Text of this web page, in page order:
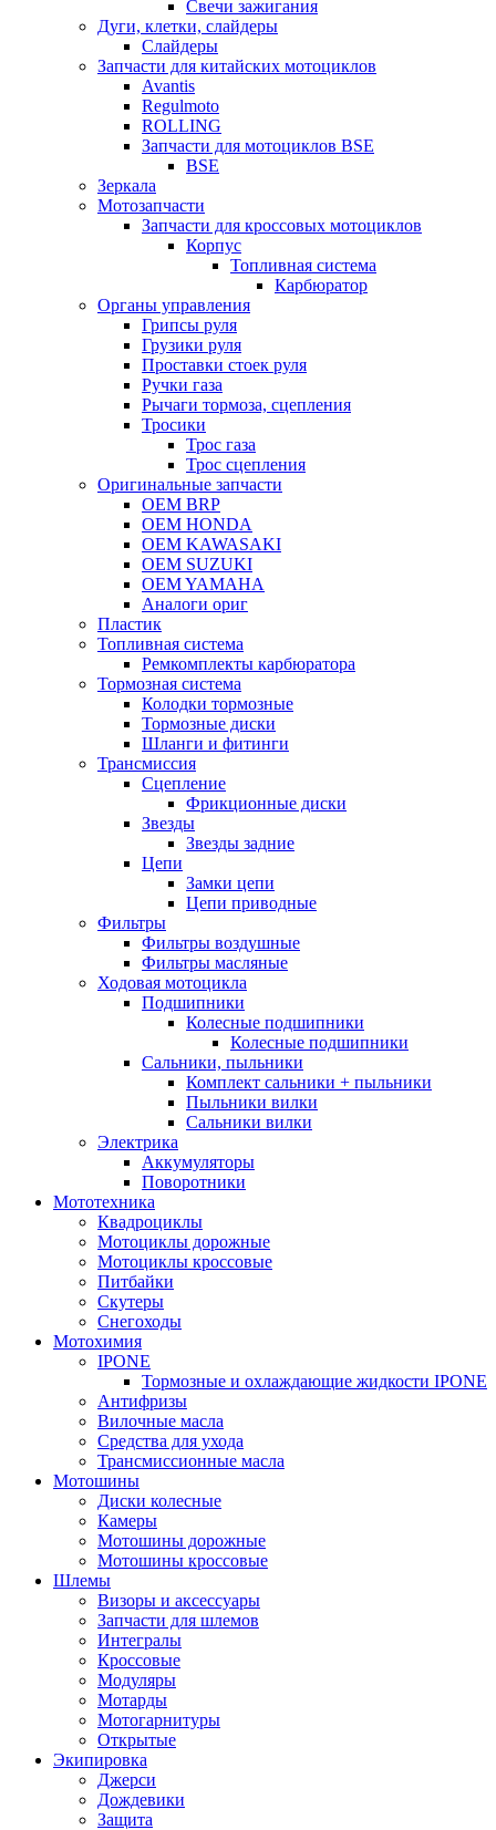
Свечи зажигания
Дуги, клетки, слайдеры
Слайдеры
Запчасти для китайских мотоциклов
Avantis
Regulmoto
ROLLING
Запчасти для мотоциклов BSE
BSE
Зеркала
Мотозапчасти
Запчасти для кроссовых мотоциклов
Корпус
Топливная система
Карбюратор
Органы управления
Грипсы руля
Грузики руля
Проставки стоек руля
Ручки газа
Рычаги тормоза, сцепления
Тросики
Трос газа
Трос сцепления
Оригинальные запчасти
OEM BRP
OEM HONDA
OEM KAWASAKI
OEM SUZUKI
OEM YAMAHA
Аналоги ориг
Пластик
Топливная система
Ремкомплекты карбюратора
Тормозная система
Колодки тормозные
Тормозные диски
Шланги и фитинги
Трансмиссия
Cцепление
Фрикционные диски
Звезды
Звезды задние
Цепи
Замки цепи
Цепи приводные
Фильтры
Фильтры воздушные
Фильтры масляные
Ходовая мотоцикла
Подшипники
Колесные подшипники
Колесные подшипники
Сальники, пыльники
Комплект сальники + пыльники
Пыльники вилки
Сальники вилки
Электрика
Аккумуляторы
Поворотники
Мототехника
Квадроциклы
Мотоциклы дорожные
Мотоциклы кроссовые
Питбайки
Скутеры
Снегоходы
Мотохимия
IPONE
Тормозные и охлаждающие жидкости IPONE
Антифризы
Вилочные масла
Средства для ухода
Трансмиссионные масла
Мотошины
Диски колесные
Камеры
Мотошины дорожные
Мотошины кроссовые
Шлемы
Визоры и аксессуары
Запчасти для шлемов
Интегралы
Кроссовые
Модуляры
Мотарды
Мотогарнитуры
Открытые
Экипировка
Джерси
Дождевики
Защита